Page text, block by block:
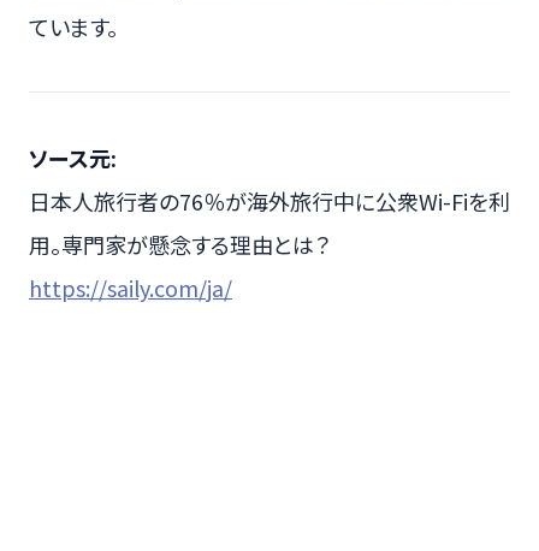
ています。
ソース元:
日本人旅行者の76％が海外旅行中に公衆Wi-Fiを利
用。専門家が懸念する理由とは？
https://saily.com/ja/